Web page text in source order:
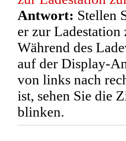
Antwort: Stellen
er zur
Während des
auf der Display-
von links nach
ist, sehen Sie die
blinken.